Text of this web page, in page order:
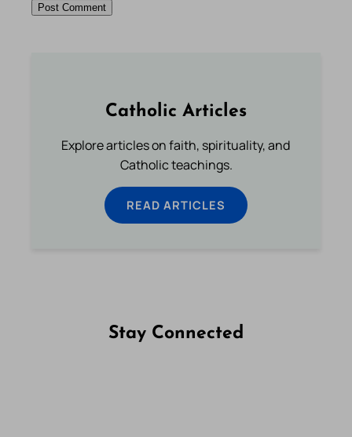
Catholic Articles
Explore articles on faith, spirituality, and
Catholic teachings.
READ ARTICLES
Stay Connected